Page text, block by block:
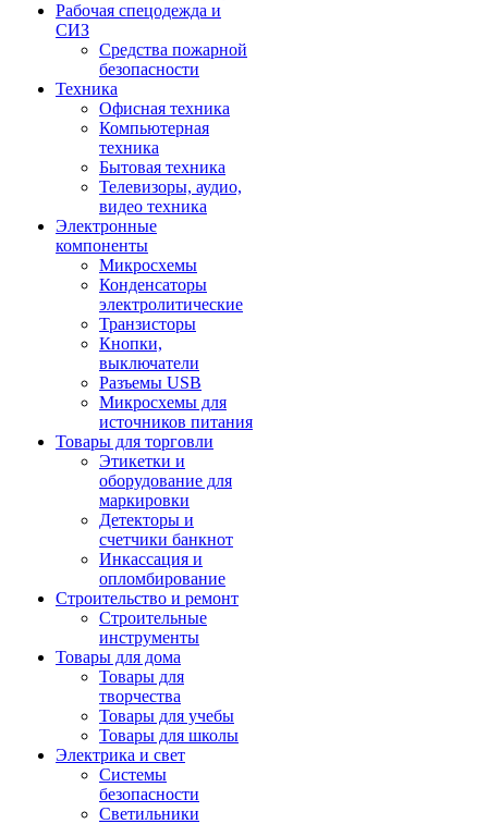
Рабочая спецодежда и
СИЗ
Средства пожарной
безопасности
Техника
Офисная техника
Компьютерная
техника
Бытовая техника
Телевизоры, аудио,
видео техника
Электронные
компоненты
Микросхемы
Конденсаторы
электролитические
Транзисторы
Кнопки,
выключатели
Разъемы USB
Микросхемы для
источников питания
Товары для торговли
Этикетки и
оборудование для
маркировки
Детекторы и
счетчики банкнот
Инкассация и
опломбирование
Строительство и ремонт
Строительные
инструменты
Товары для дома
Товары для
творчества
Товары для учебы
Товары для школы
Электрика и свет
Системы
безопасности
Светильники